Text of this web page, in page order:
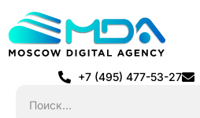
+7 (495) 477-53-27